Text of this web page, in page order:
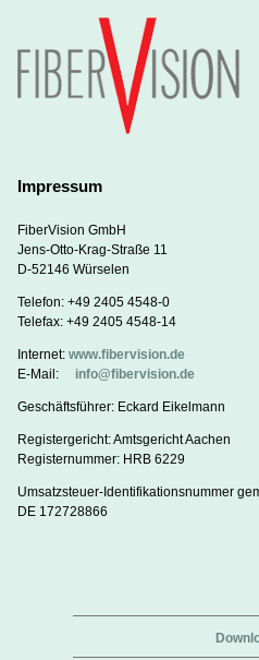
Impressum
FiberVision GmbH
Jens-Otto-Krag-Straße 11
D-52146 Würselen
Telefon: +49 2405 4548-0
Telefax: +49 2405 4548-14
Internet: www.fibervision.de
E-Mail: info@fibervision.de
Geschäftsführer: Eckard Eikelmann
Registergericht: Amtsgericht Aachen
Registernummer: HRB 6229
Umsatzsteuer-Identifikationsnummer
DE 172728866